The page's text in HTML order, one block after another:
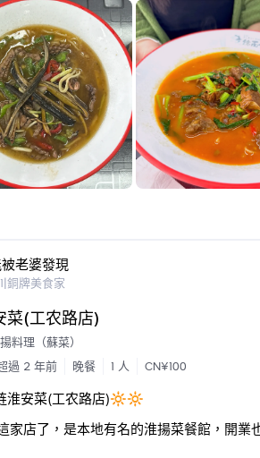
是台灣所謂的黃鱔，先是經過爆炒後，加
火候也掌握的很好，很有鍋氣，吃得非常
麵 ¥30
，滷的十方入味，再配上麵條，一碗經典
費的無糖豆漿，熬的挺濃了，豆味很足，
香味比老淮城好，長魚炒的真的不錯，也
圖上的分數只有3.6分，我認為是嚴重低
這家麵館哦！
老婆發現
銅牌美食家
菜(工农路店)
料理（蘇菜）
過 2 年前
晚餐 1 人 CN¥100
淮安菜(工农路店)🔆🔆
家店了，是本地有名的淮揚菜餐館，開